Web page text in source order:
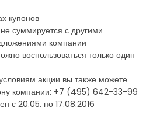
купонов
суммируется с другими
компании
воспользоваться только один
акции вы также можете
компании: +7 (495) 642-33-99
с 20.05. по 17.08.2016